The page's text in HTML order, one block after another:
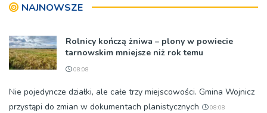
NAJNOWSZE
Rolnicy kończą żniwa – plony w powiecie
tarnowskim mniejsze niż rok temu
08:08
Nie pojedyncze działki, ale całe trzy miejscowości. Gmina Wojnicz
przystąpi do zmian w dokumentach planistycznych
08:08